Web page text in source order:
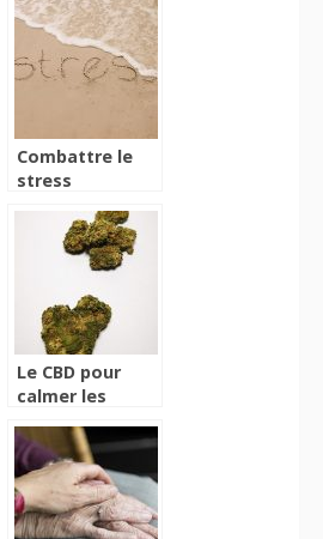
son hirsutisme
Combattre le
stress
des plantes
Le CBD pour
calmer les
Parkinson